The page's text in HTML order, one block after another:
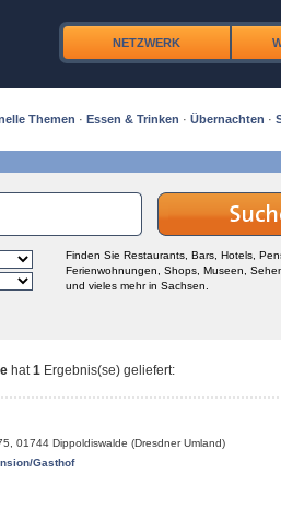
NETZWERK
Themen · Essen & Trinken · Übernachten ·
Finden Sie Restaurants, Bars, Hotels,
Ferienwohnungen, Shops, Museen,
und vieles mehr in Sachsen.
hat1 Ergebnis(se) geliefert:
01744 Dippoldiswalde (Dresdner Umland)
Gasthof